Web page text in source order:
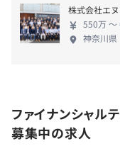
昇給：年1回（4月）
株式会社エ
550万 〜
神奈川県
ファイナンシャル
募集中の求人